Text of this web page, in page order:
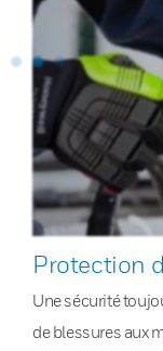
Protection
Une sécurité
de blessures aux